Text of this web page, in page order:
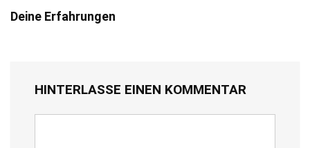
Deine Erfahrungen
HINTERLASSE EINEN KOMMENTAR